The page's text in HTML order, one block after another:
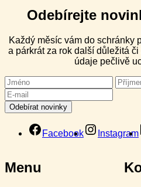
Odebírejte
Každý měsíc vám do schránky
a párkrát za rok další důležitá
údaje pečlivě
Facebook Instagram
Menu